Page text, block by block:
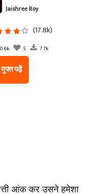
Jaishree Roy
(17.8k)
5 7.7k
मुफ्त पढ़ें
आंक कर उसने हमेशा